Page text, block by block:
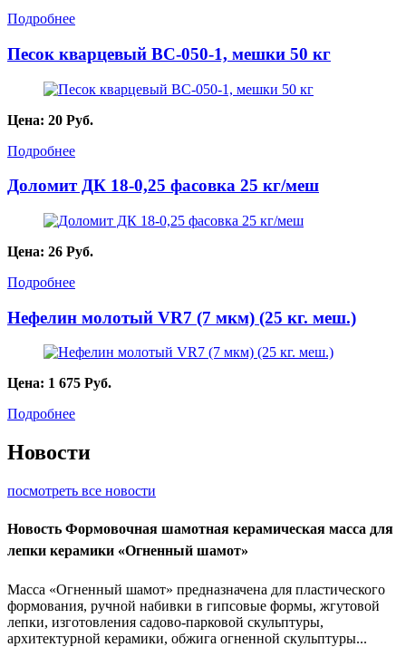
Подробнее
Песок кварцевый ВС-050-1, мешки 50 кг
Цена: 20 Руб.
Подробнее
Доломит ДК 18-0,25 фасовка 25 кг/меш
Цена: 26 Руб.
Подробнее
Нефелин молотый VR7 (7 мкм) (25 кг. меш.)
Цена: 1 675 Руб.
Подробнее
Новости
посмотреть все новости
Новость Формовочная шамотная керамическая масса для
лепки керамики «Огненный шамот»
Масса «Огненный шамот» предназначена для пластического
формования, ручной набивки в гипсовые формы, жгутовой
лепки, изготовления садово-парковой скульптуры,
архитектурной керамики, обжига огненной скульптуры...